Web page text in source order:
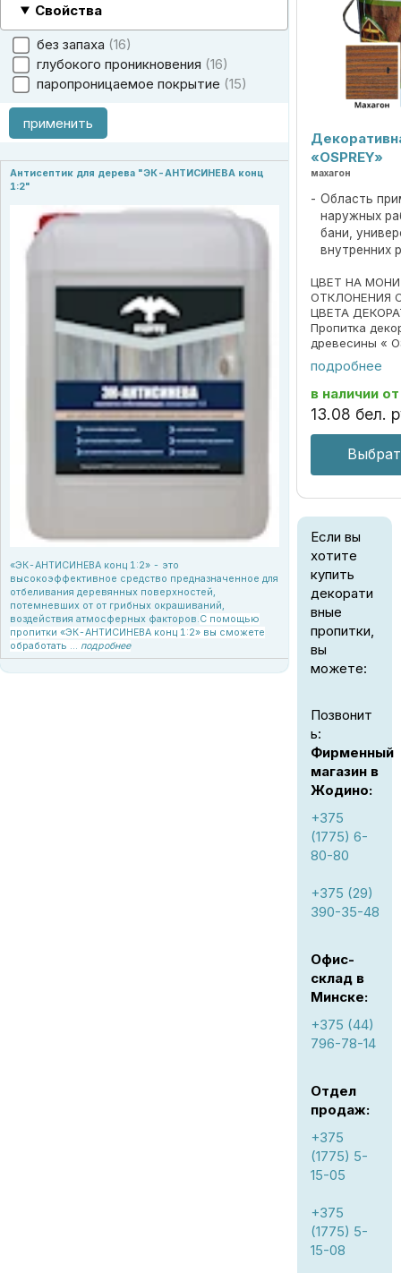
Свойства
без запаха 16
глубокого проникновения 16
паропроницаемое покрытие 15
применить
Антисептик для дерева "ЭК-АНТИСИНЕВА конц
1:2"
«ЭК-АНТИСИНЕВА конц 1:2» - это
высокоэффективное средство предназначенное для
отбеливания деревянных поверхностей,
потемневших от от грибных окрашиваний,
воздействия атмосферных факторов.С помощью
пропитки «ЭК-АНТИСИНЕВА конц 1:2» вы сможете
обработать ... подробнее
«OSPREY»
махагон
Область
наружных
бани,
внутренних
ЦВЕТ НА
ОТКЛОНЕНИЯ
ЦВЕТА
Пропитка
древесины «
Пропитка
декоративной
подробнее
в наличии от
13.08 бел.
Если вы
хотите
купить
декорати
вные
пропитки,
вы
можете:
Позвонит
ь:
Фирменный
магазин в
Жодино:
+375
(1775) 6-
80-80
+375 (29)
390-35-48
Офис-
склад в
Минске:
+375 (44)
796-78-14
Отдел
продаж:
+375
(1775) 5-
15-05
+375
(1775) 5-
15-08